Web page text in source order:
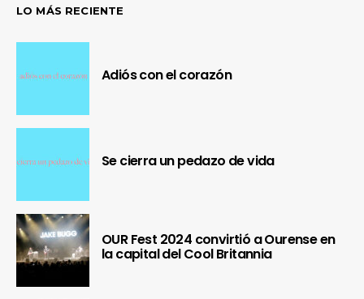
LO MÁS RECIENTE
Adiós con el corazón
Se cierra un pedazo de vida
OUR Fest 2024 convirtió a Ourense en
la capital del Cool Britannia